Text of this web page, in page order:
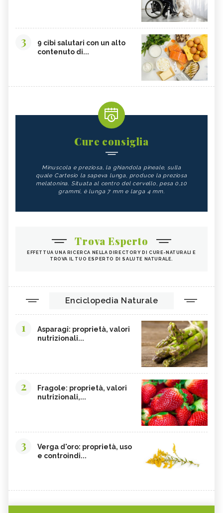
3
9 cibi salutari con un alto
contenuto di...
Cure consiglia
Minuscola e preziosa, la ghiandola pineale, sulla
quale Cartesio la sapeva lunga, produce la preziosa
melatonina. Situata al centro del cervello, pesa 0,10
grammi, è lunga 7 mm e larga 4 mm.
Trova Esperto
EFFETTUA UNA RICERCA NELLA DIRECTORY DI CURE-NATURALI E
TROVA IL TUO ESPERTO DI SALUTE NATURALE.
Enciclopedia Naturale
1
Asparagi: proprietà, valori
nutrizionali...
2
Fragole: proprietà, valori
nutrizionali,...
3
Verga d'oro: proprietà, uso
e controindi...